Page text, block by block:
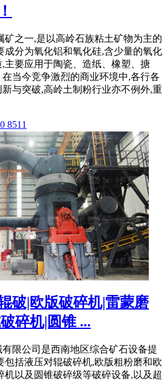
矿之一,是以高岭石族粘土矿物为主的
成分为氧化铝和氧化硅,含少量的氧化
主要应用于陶瓷、造纸、橡塑、搪
当今竞争激烈的商业环境中,各行各
与突破,高岭土制粉行业亦不例外,重
8511
破|欧版破碎机|雷蒙磨
碎机|圆锥 ...
限公司是西南地区综合矿石设备提
包括液压对辊破碎机,欧版粗粉磨和欧
机以及圆锥破碎级等破碎设备,以及超